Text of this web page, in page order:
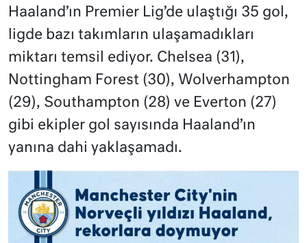
Haaland’ın Premier Lig’de ulaştığı 35 gol,
ligde bazı takımların ulaşamadıkları
miktarı temsil ediyor. Chelsea (31),
Nottingham Forest (30), Wolverhampton
(29), Southampton (28) ve Everton (27)
gibi ekipler gol sayısında Haaland’ın
yanına dahi yaklaşamadı.